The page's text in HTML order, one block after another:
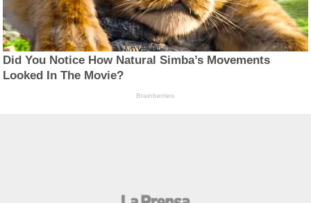
Did You Notice How Natural Simba’s Movements
Looked In The Movie?
Brainberries